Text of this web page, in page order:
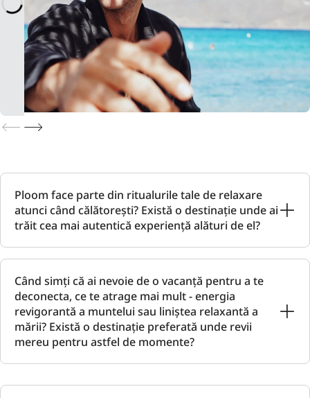
Ploom face parte din ritualurile tale de relaxare
atunci când călătorești? Există o destinație unde ai
trăit cea mai autentică experiență alături de el?
Când simți că ai nevoie de o vacanță pentru a te
deconecta, ce te atrage mai mult - energia
revigorantă a muntelui sau liniștea relaxantă a
mării? Există o destinație preferată unde revii
mereu pentru astfel de momente?